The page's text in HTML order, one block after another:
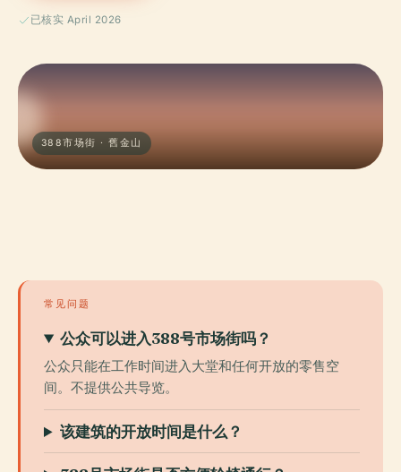
已核实 April 2026
388市场街 · 舊金山
常见问题
公众可以进入388号市场街吗？
公众只能在工作时间进入大堂和任何开放的零售空
间。不提供公共导览。
该建筑的开放时间是什么？